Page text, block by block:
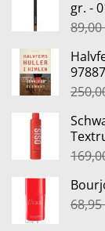
gr. -
89,00
68,95